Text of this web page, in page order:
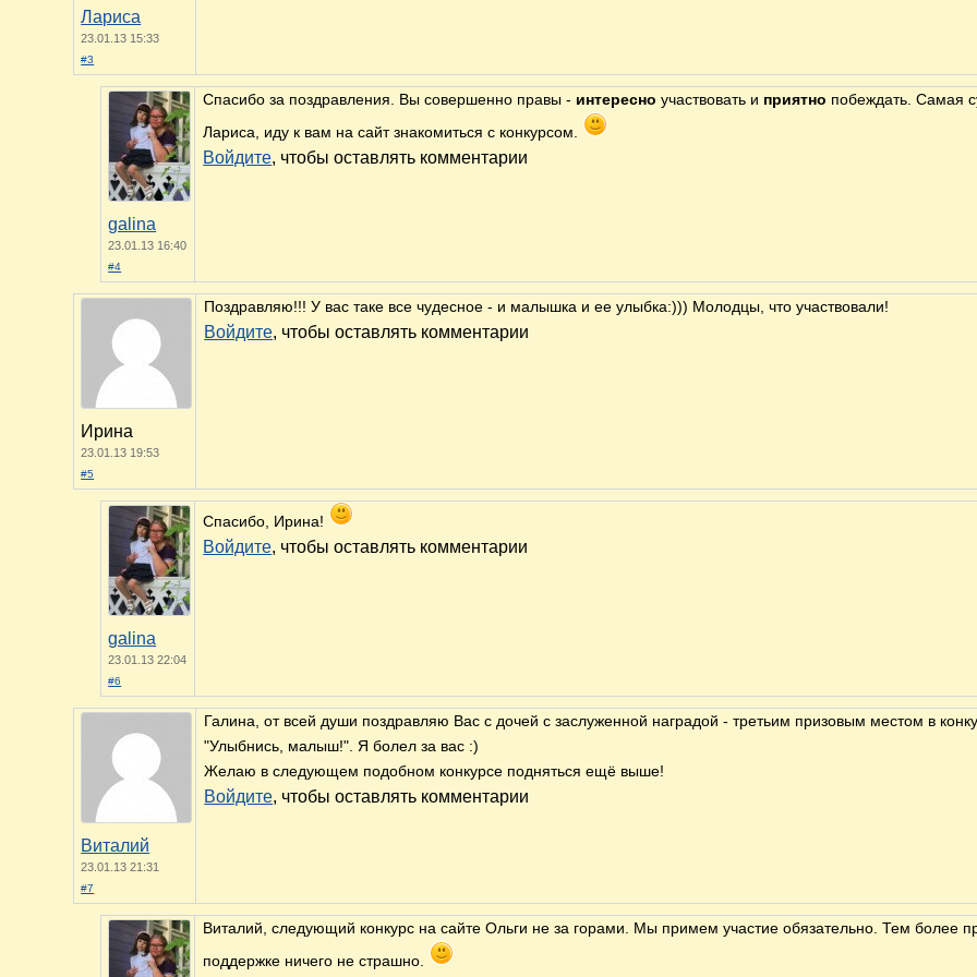
Лариса
23.01.13 15:33
#3
galina
23.01.13 16:40
#4
Спасибо за поздравления. Вы совершенно правы - интересно участвовать и приятно побеждать. Самая
Лариса, иду к вам на сайт знакомиться с конкурсом.
Войдите, чтобы оставлять комментарии
Ирина
23.01.13 19:53
#5
Поздравляю!!! У вас таке все чудесное - и малышка и ее улыбка:))) Молодцы, что участвовали!
Войдите, чтобы оставлять комментарии
galina
23.01.13 22:04
#6
Спасибо, Ирина!
Войдите, чтобы оставлять комментарии
Виталий
23.01.13 21:31
#7
Галина, от всей души поздравляю Вас с дочей с заслуженной наградой - третьим призовым местом в
"Улыбнись, малыш!". Я болел за вас :)
Желаю в следующем подобном конкурсе подняться ещё выше!
Войдите, чтобы оставлять комментарии
Виталий, следующий конкурс на сайте Ольги не за горами. Мы примем участие обязательно. Тем более
поддержке ничего не страшно.